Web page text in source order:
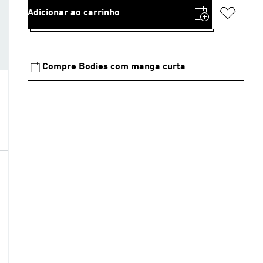
Adicionar ao carrinho
Compre Bodies com manga curta